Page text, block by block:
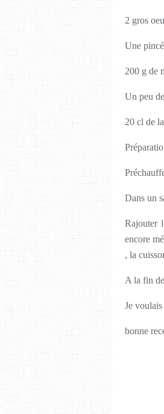
2 gros
Une
200 g de
Un peu
20 cl de
Dans un
Rajouter
encore
, la
A la fin
Je
bonne